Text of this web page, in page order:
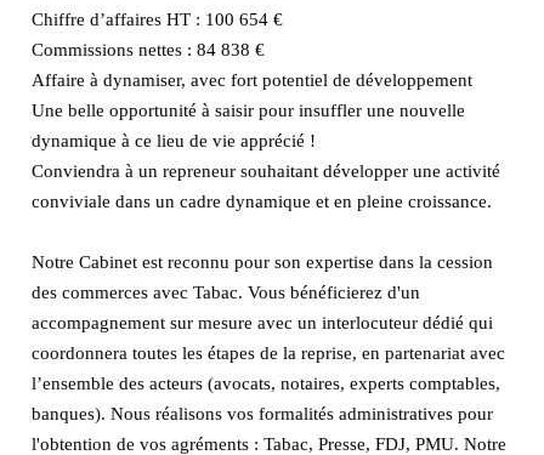
Chiffre d’affaires HT : 100 654 €
Commissions nettes : 84 838 €
Affaire à dynamiser, avec fort potentiel de développement
Une belle opportunité à saisir pour insuffler une nouvelle
dynamique à ce lieu de vie apprécié !
Conviendra à un repreneur souhaitant développer une activité
conviviale dans un cadre dynamique et en pleine croissance.
Notre Cabinet est reconnu pour son expertise dans la cession
des commerces avec Tabac. Vous bénéficierez d'un
accompagnement sur mesure avec un interlocuteur dédié qui
coordonnera toutes les étapes de la reprise, en partenariat avec
l’ensemble des acteurs (avocats, notaires, experts comptables,
banques). Nous réalisons vos formalités administratives pour
l'obtention de vos agréments : Tabac, Presse, FDJ, PMU. Notre